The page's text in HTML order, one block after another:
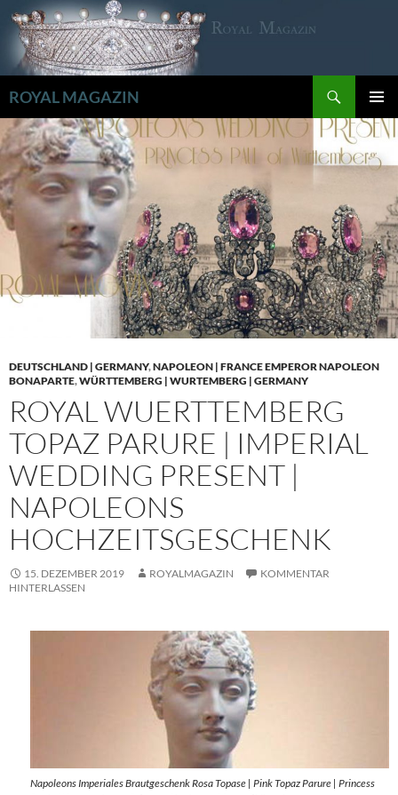
Zum
Inhalt
springen
ROYAL MAGAZIN
MENÜ
DEUTSCHLAND | GERMANY,NAPOLEON | FRANCE EMPEROR NAPOLEON
BONAPARTE,WÜRTTEMBERG | WURTEMBERG | GERMANY
ROYAL WUERTTEMBERG
TOPAZ PARURE | IMPERIAL
WEDDING PRESENT |
NAPOLEONS
HOCHZEITSGESCHENK
15. DEZEMBER 2019 ROYALMAGAZIN
KOMMENTAR
HINTERLASSEN
Napoleons Imperiales Brautgeschenk Rosa Topase | Pink Topaz Parure | Princess